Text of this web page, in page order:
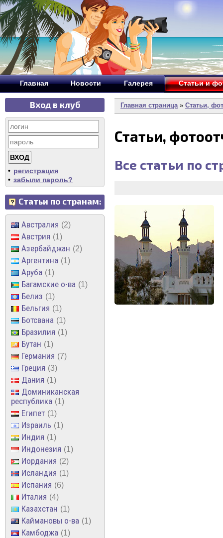
Главная Новости Галерея Статьи и
Вход в клуб
• регистрация
• забыли пароль?
Статьи по странам:
Австралия 2
Австрия 1
Азербайджан 2
Аргентина 1
Аруба 1
Багамские о-ва 1
Белиз 1
Бельгия 1
Ботсвана 1
Бразилия 1
Бутан 1
Германия 7
Греция 3
Дания 1
Доминиканская
республика
1
Египет 1
Израиль 1
Индия 1
Индонезия 1
Иордания 2
Исландия 1
Испания 6
Италия 4
Казахстан 1
Каймановы о-ва 1
Камбоджа 1
Главная страница» Статьи,
Статьи,
Все статьи по